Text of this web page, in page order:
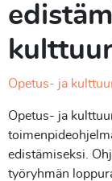
Opetus- ja
Opetus- ja
edistämiseksi.
työryhmän